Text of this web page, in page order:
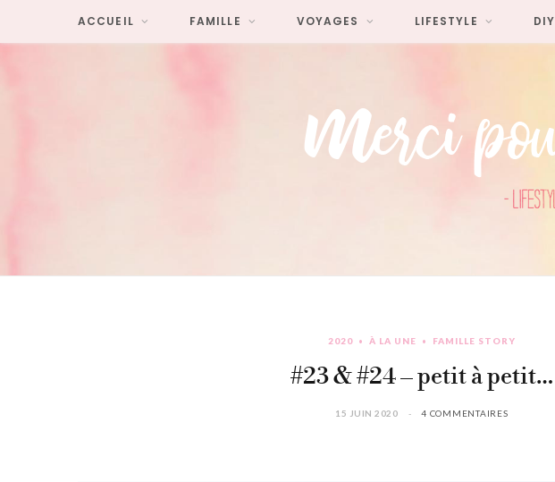
ACCUEIL FAMILLE VOYAGES LIFESTYLE DIY
2020 À LA UNE FAMILLE STORY
#23 & #24 – petit à petit…
15 JUIN 2020 4 COMMENTAIRES